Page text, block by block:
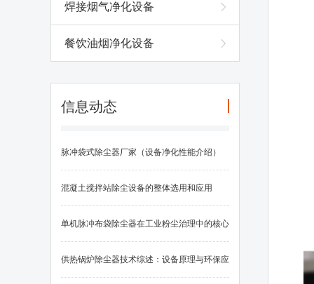
焊接烟气净化设备
餐饮油烟净化设备
信息动态
脉冲袋式除尘器厂家（设备净化性能介绍）
混凝土搅拌站除尘设备的整体选用和应用
单机脉冲布袋除尘器在工业粉尘治理中的核心
应用
供热锅炉除尘器技术综述：设备原理与环保应